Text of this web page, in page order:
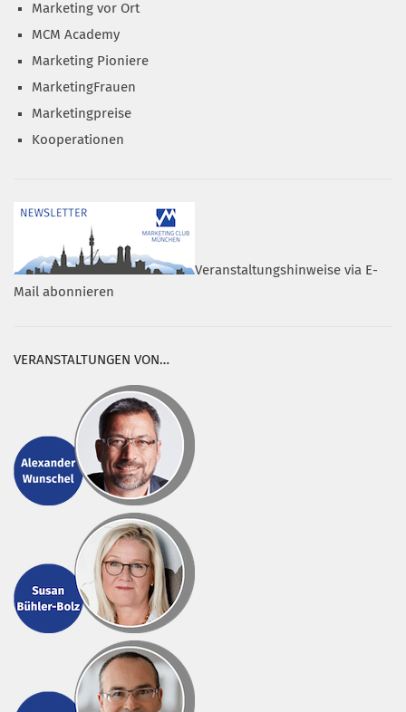
Marketing vor Ort
MCM Academy
Marketing Pioniere
MarketingFrauen
Marketingpreise
Kooperationen
Veranstaltungshinweise via E-
Mail abonnieren
VERANSTALTUNGEN VON…